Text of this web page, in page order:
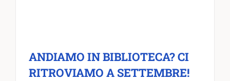
ANDIAMO IN BIBLIOTECA? CI
RITROVIAMO A SETTEMBRE!